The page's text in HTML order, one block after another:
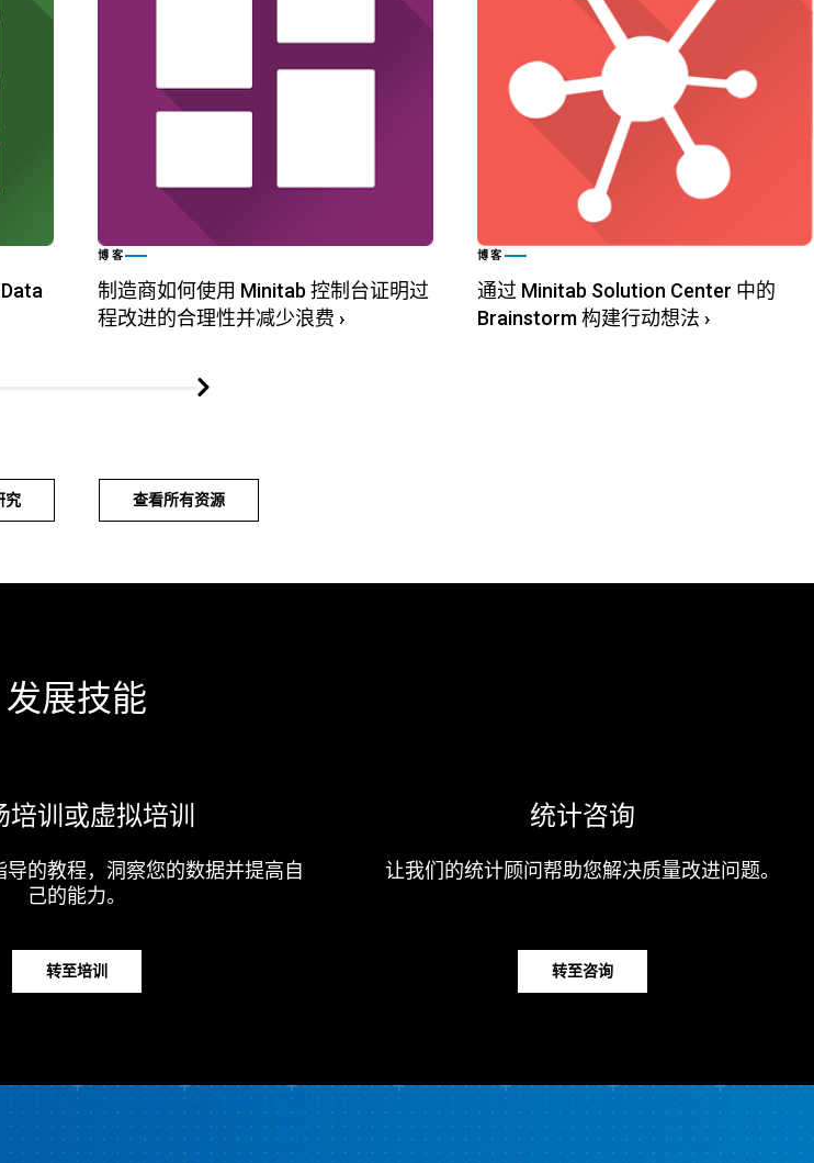
博客
制造商如何使用 Minitab 控制台证明过
程改进的合理性并减少浪费 ›
博客
通过 Minitab Solution Center 中的
Brainstorm 构建行动想法 ›
究 查看所有资源
发展技能
培训或虚拟培训
导的教程，洞察您的数据并提高自
己的能力。
转至培训
统计咨询
让我们的统计顾问帮助您解决质量改进问题。
转至咨询